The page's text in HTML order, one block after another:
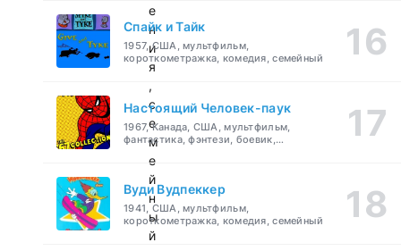
е
н
и
я
,
с
е
м
е
й
н
ы
й
Спайк и Тайк
1957, США, мультфильм,
короткометражка, комедия, семейный
Настоящий Человек-паук
1967, Канада, США, мультфильм,
фантастика, фэнтези, боевик,
Вуди Вудпеккер
1941, США, мультфильм,
короткометражка, комедия, семейный